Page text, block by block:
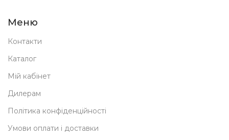
Меню
Контакти
Каталог
Мій кабінет
Дилерам
Політика конфіденційності
Умови оплати і доставки